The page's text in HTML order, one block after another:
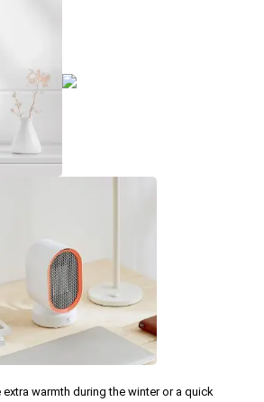
warmth during the winter or a quick